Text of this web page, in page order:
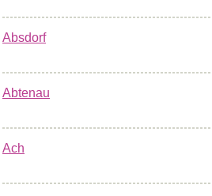
Absdorf
Abtenau
Ach